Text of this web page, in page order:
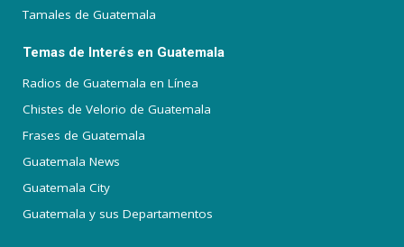
Tamales de Guatemala
Temas de Interés en Guatemala
Radios de Guatemala en Línea
Chistes de Velorio de Guatemala
Frases de Guatemala
Guatemala News
Guatemala City
Guatemala y sus Departamentos